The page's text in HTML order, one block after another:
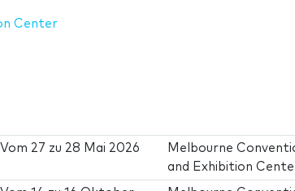
Center
Vom 27 zu 28 Mai 2026
Melbourne
and Exhibition